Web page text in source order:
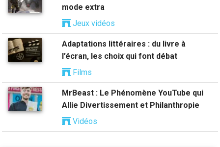
mode extra
Jeux vidéos
Adaptations littéraires : du livre à
l’écran, les choix qui font débat
Films
MrBeast : Le Phénomène YouTube qui
Allie Divertissement et Philanthropie
Vidéos